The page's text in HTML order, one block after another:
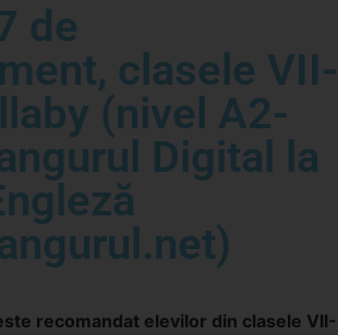
de
clasele VII-
(nivel A2-
Digital la
recomandat elevilor din clasele VII-